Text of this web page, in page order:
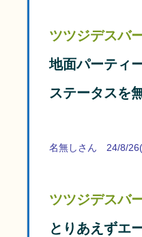
ツツジデスバ
地面パーティ
ステータスを
名無しさん 24/8/
ツツジデスバ
とりあえずエ